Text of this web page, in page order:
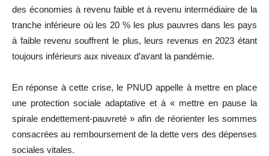
des économies à revenu faible et à revenu intermédiaire de la
tranche inférieure où les 20 % les plus pauvres dans les pays
à faible revenu souffrent le plus, leurs revenus en 2023 étant
toujours inférieurs aux niveaux d’avant la pandémie.
En réponse à cette crise, le PNUD appelle à mettre en place
une protection sociale adaptative et à « mettre en pause la
spirale endettement-pauvreté » afin de réorienter les sommes
consacrées au remboursement de la dette vers des dépenses
sociales vitales.